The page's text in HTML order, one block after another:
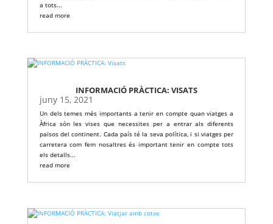
a tots...
read more
INFORMACIÓ PRÀCTICA: VISATS
juny 15, 2021
Un dels temes més importants a tenir en compte quan viatges a
Àfrica són les vises que necessites per a entrar als diferents
països del continent. Cada país té la seva política, i si viatges per
carretera com fem nosaltres és important tenir en compte tots
els detalls...
read more